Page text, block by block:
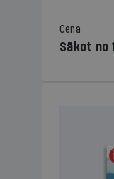
Cena
Sākot no